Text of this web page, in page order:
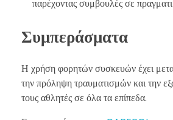
παρέχοντας συμβουλές σε
Συμπεράσματα
Η χρήση φορητών συσκευών έχει
την πρόληψη τραυματισμών και την
τους αθλητές σε όλα τα επίπεδα.